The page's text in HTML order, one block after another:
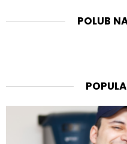
POLUB